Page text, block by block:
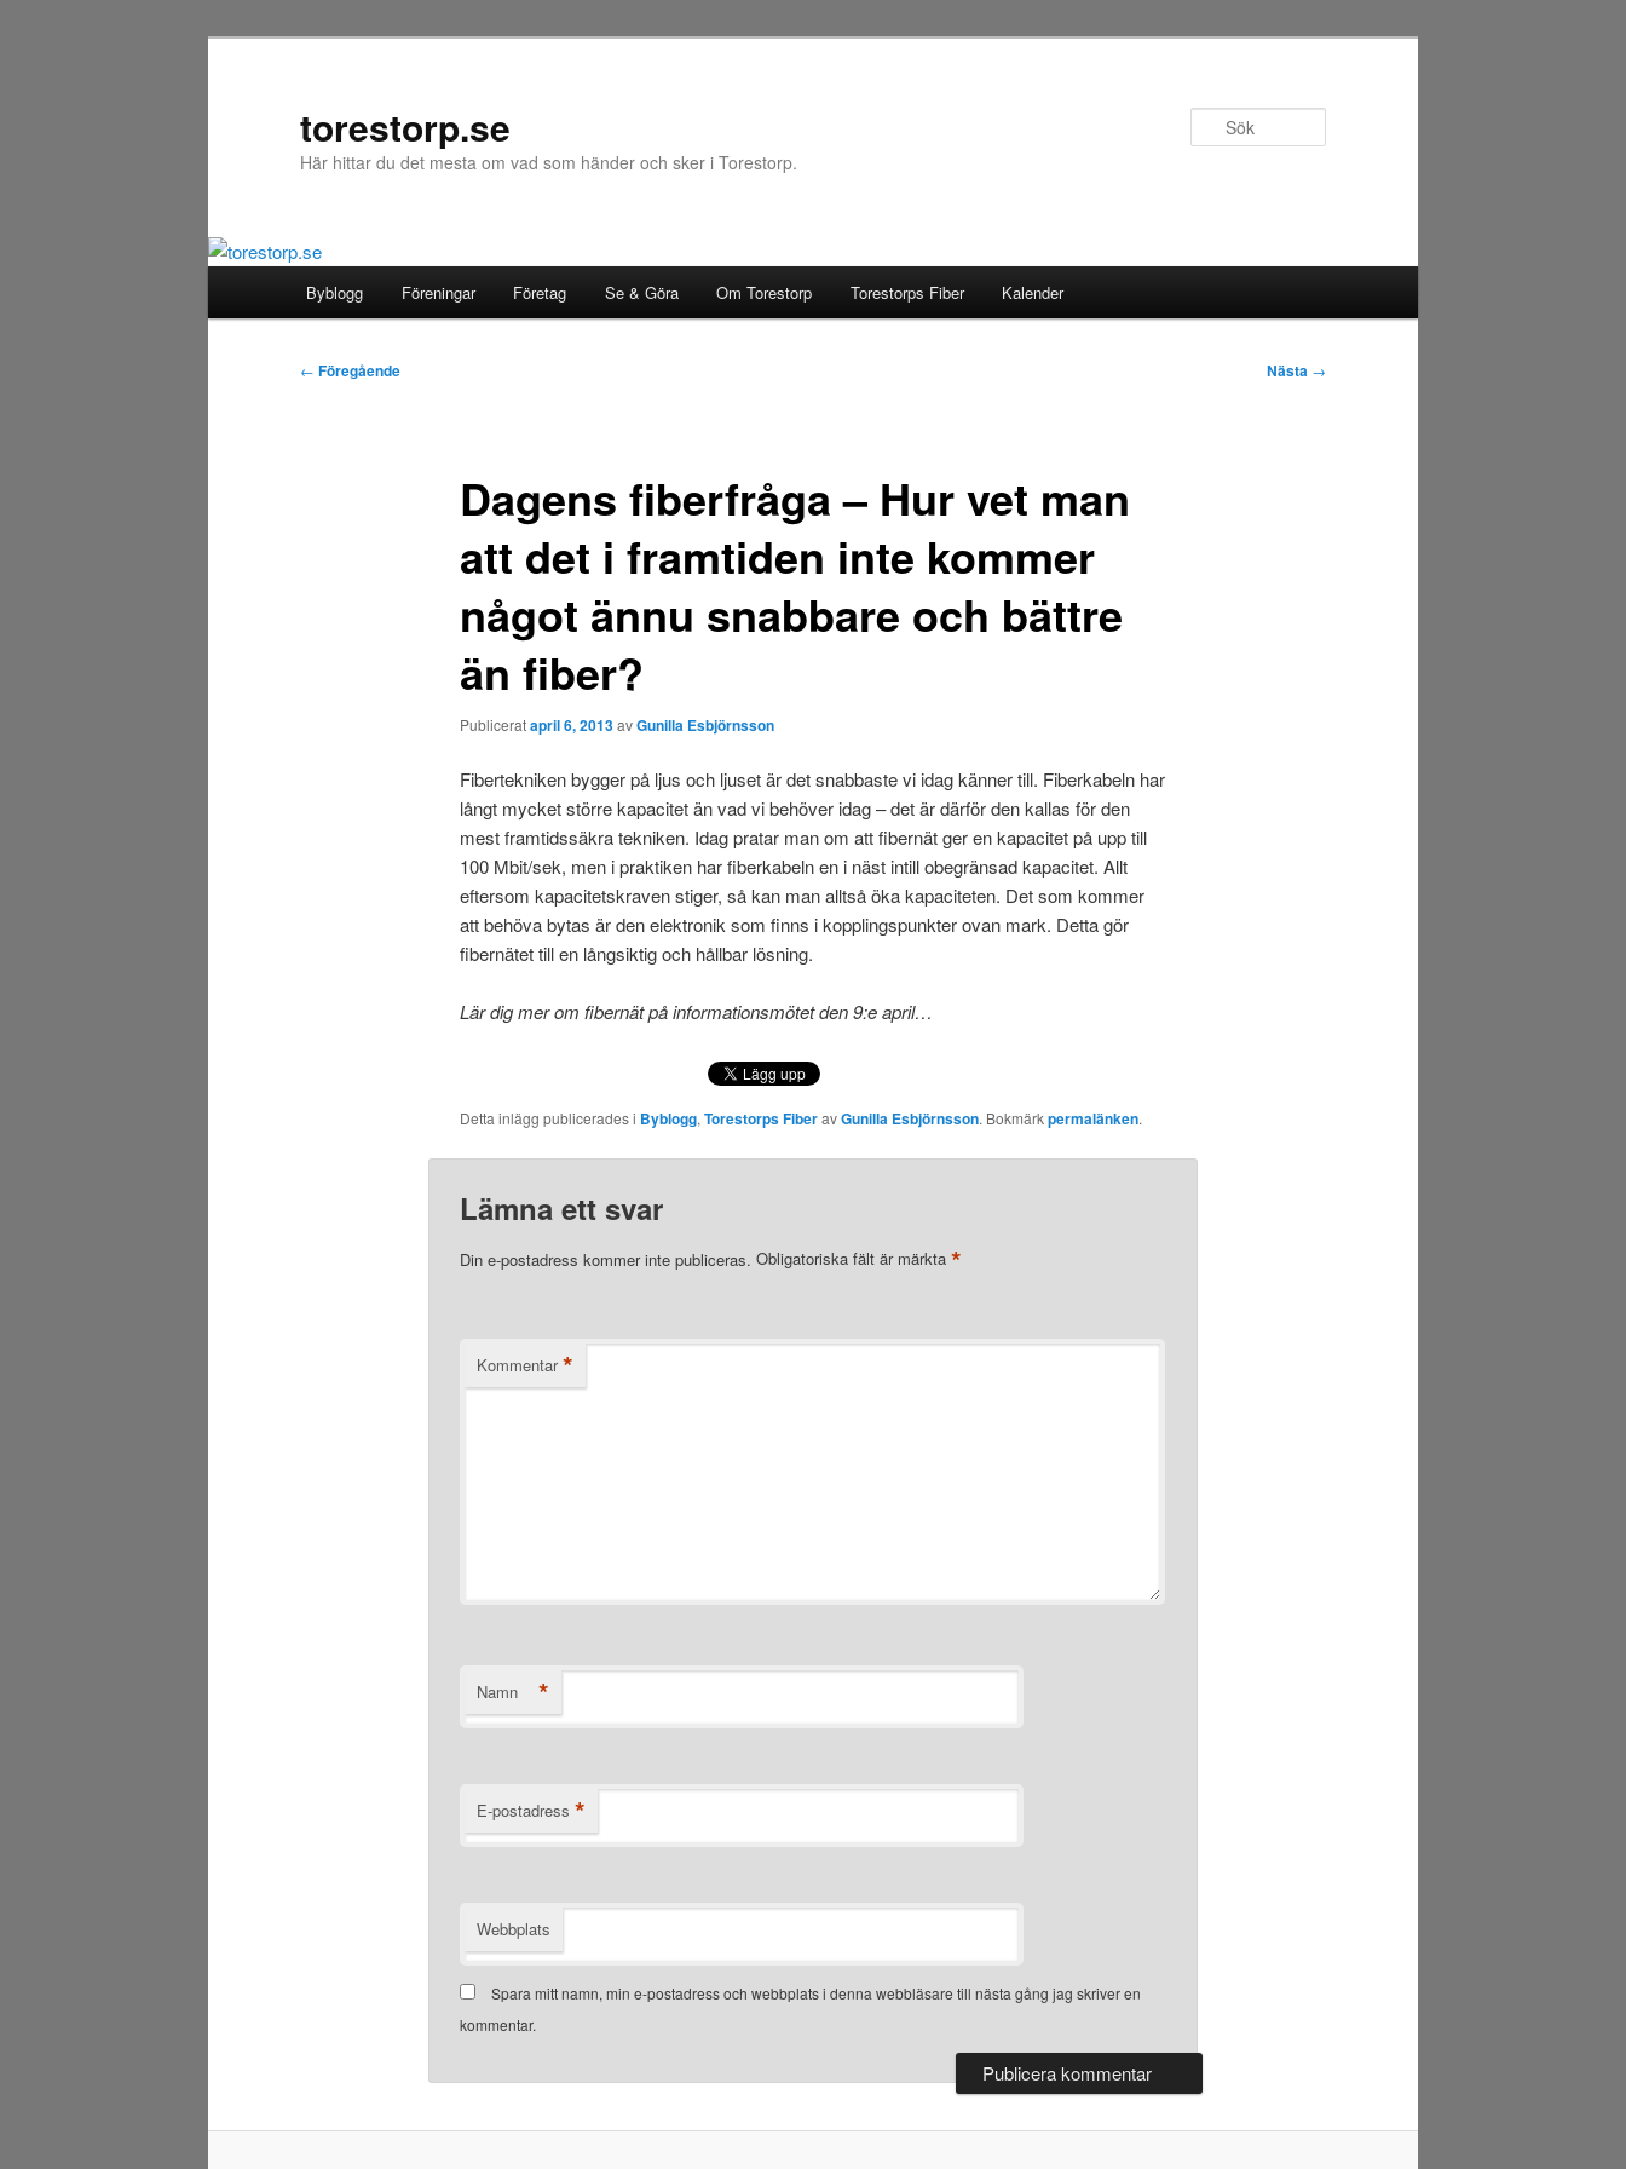
torestorp.se
Här hittar du det mesta om vad som händer och sker i Torestorp.
Byblogg Föreningar Företag Se & Göra Om Torestorp Torestorps Fiber Kalender
Inläggsnavigering
← Föregående Nästa →
Dagens fiberfråga – Hur vet man
att det i framtiden inte kommer
något ännu snabbare och bättre
än fiber?
Publiceratapril 6, 2013avGunilla Esbjörnsson
Fibertekniken bygger på ljus och ljuset är det snabbaste vi idag känner till. Fiberkabeln har
långt mycket större kapacitet än vad vi behöver idag – det är därför den kallas för den
mest framtidssäkra tekniken. Idag pratar man om att fibernät ger en kapacitet på upp till
100 Mbit/sek, men i praktiken har fiberkabeln en i näst intill obegränsad kapacitet. Allt
eftersom kapacitetskraven stiger, så kan man alltså öka kapaciteten. Det som kommer
att behöva bytas är den elektronik som finns i kopplingspunkter ovan mark. Detta gör
fibernätet till en långsiktig och hållbar lösning.
Lär dig mer om fibernät på informationsmötet den 9:e april…
Detta inlägg publicerades i Byblogg, Torestorps FiberavGunilla Esbjörnsson. Bokmärkpermalänken.
Lämna ett svar
Din e-postadress kommer inte publiceras. Obligatoriska fält är märkta *
Kommentar *
Namn *
E-postadress *
Webbplats
Spara mitt namn, min e-postadress och webbplats i denna webbläsare till nästa gång jag skriver en
kommentar.